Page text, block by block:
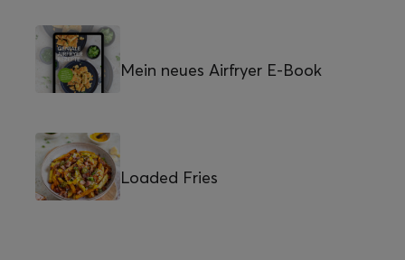
Mein neues Airfryer E-Book
Loaded Fries